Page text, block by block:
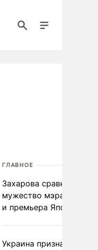
ГЛАВНОЕ
Захарова сравнила
мужество мэра
и премьера Японии
Украина признала